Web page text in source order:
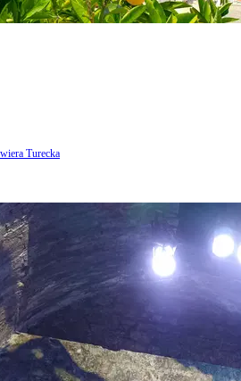
Turecka